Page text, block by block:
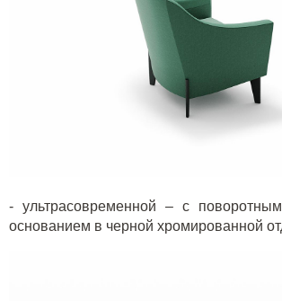
- ультрасовременной – с
основанием в черной хромированной